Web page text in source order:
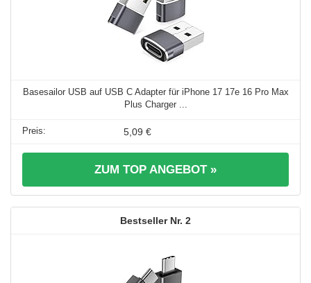
Basesailor USB auf USB C Adapter für iPhone 17 17e 16 Pro Max
Plus Charger ...
5,09 €
ZUM TOP ANGEBOT »
2